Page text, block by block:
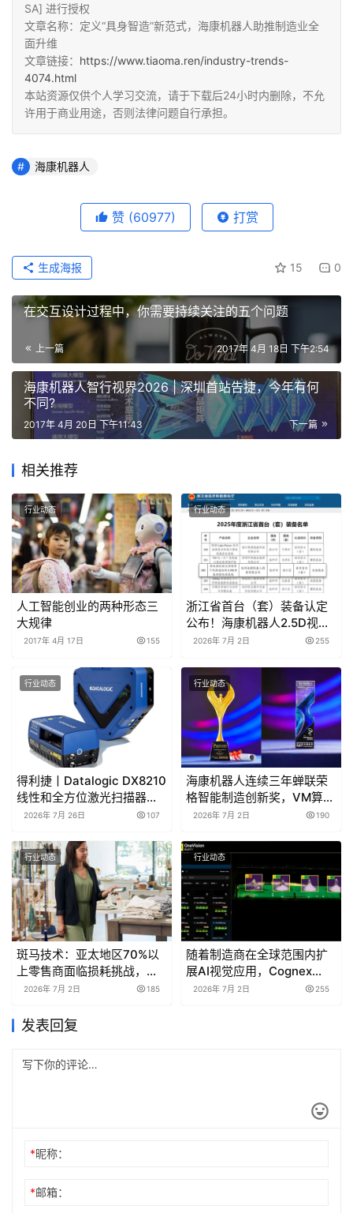
SA] 进行授权
文章名称：定义“具身智造”新范式，海康机器人助推制造业全
面升维
文章链接： https://www.tiaoma.ren/industry-trends-
4074.html
本站资源仅供个人学习交流，请于下载后24小时内删除，不允
许用于商业用途，否则法律问题自行承担。
海康机器人
赞 (60977) 打赏
15 0
生成海报
在交互设计过程中，你需要持续关注的五个问题
上一篇 2017年 4月 18日 下午2:54
海康机器人智行视界2026 | 深圳首站告捷，今年有何
不同?
下一篇
2017年 4月 20日 下午11:43
相关推荐
行业动态
人工智能创业的两种形态三
大规律
2017年 4月 17日 155
行业动态
浙江省首台（套）装备认定
公布！海康机器人2.5D视觉
检测系统成功入选
2026年 7月 2日 255
行业动态
得利捷丨Datalogic DX8210
线性和全方位激光扫描器产
品彩页和用户手册
2026年 7月 26日 107
行业动态
海康机器人连续三年蝉联荣
格智能制造创新奖，VM算法
开发平台斩获2025“年度创
2026年 7月 2日 190
行业动态
斑马技术：亚太地区70%以
上零售商面临损耗挑战，更
完善的分析可推动盈利能力
2026年 7月 2日 185
行业动态
随着制造商在全球范围内扩
展AI视觉应用，Cognex
OneVision™的应用迅速增长
2026年 7月 2日 255
发表回复
*昵称：
*邮箱：